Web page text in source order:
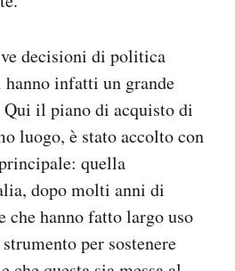
decisioni di politica
infatti un grande
il piano di acquisto di
luogo, è stato accolto con
quella
dopo molti anni di
che hanno fatto largo uso
per sostenere